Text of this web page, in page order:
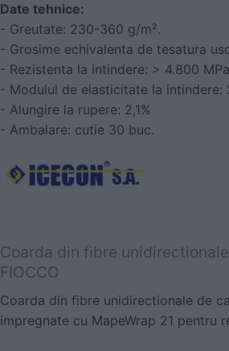
Date tehnice:
- Greutate: 230-360 g/m².
- Grosime echivalenta de tesatura
- Rezistenta la intindere: > 4.800
- Modulul de elasticitate la intindere:
- Alungire la rupere: 2,1%
- Ambalare: cutie 30 buc.
Coarda din fibre
FIOCCO
Coarda din fibre unidirectionale de
impregnate cu MapeWrap 21 pentru